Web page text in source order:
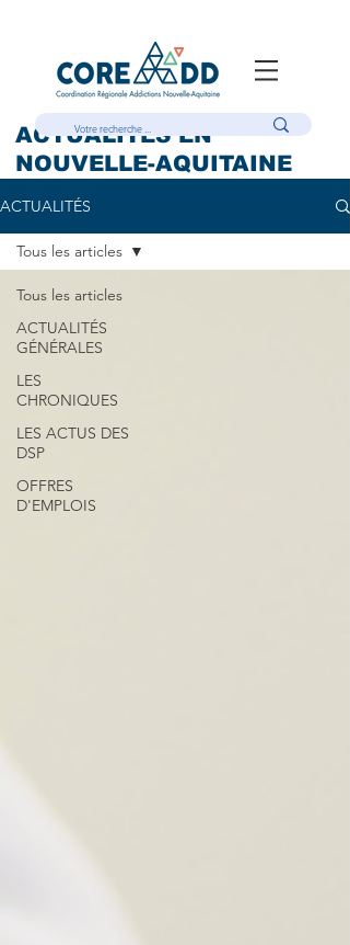
ACTUALITÉS EN
NOUVELLE-AQUITAINE
ACTUALITÉS
Tous les articles
ACTUALITÉS
GÉNÉRALES
LES
CHRONIQUES
LES ACTUS DES
DSP
OFFRES
D'EMPLOIS
Tous les articles